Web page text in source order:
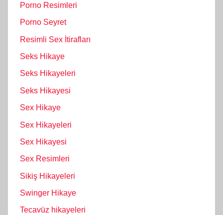
Porno Resimleri
Porno Seyret
Resimli Sex İtirafları
Seks Hikaye
Seks Hikayeleri
Seks Hikayesi
Sex Hikaye
Sex Hikayeleri
Sex Hikayesi
Sex Resimleri
Sikiş Hikayeleri
Swinger Hikaye
Tecavüz hikayeleri